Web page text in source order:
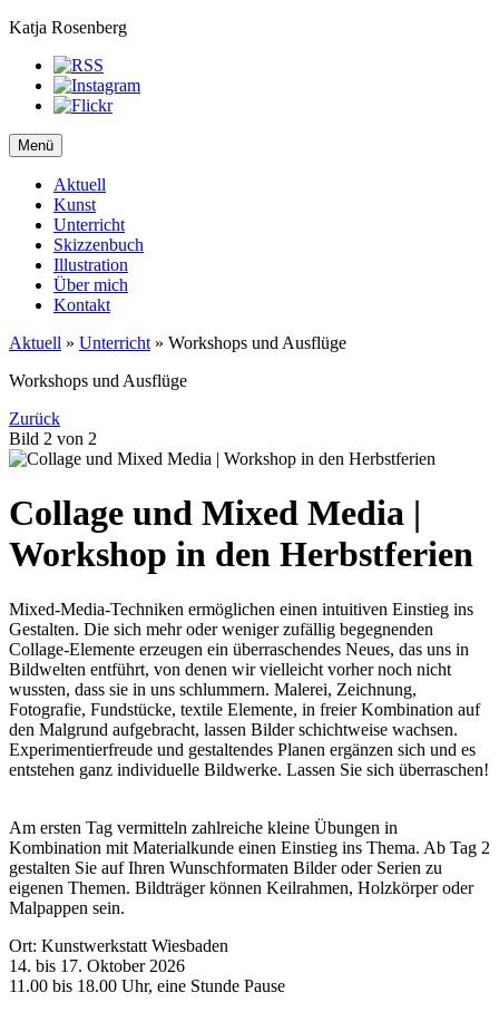
Katja Rosenberg
Menü
Aktuell
Kunst
Unterricht
Skizzenbuch
Illustration
Über mich
Kontakt
Aktuell » Unterricht » Workshops und Ausflüge
Workshops und Ausflüge
Zurück
Bild 2 von 2
Collage und Mixed Media |
Workshop in den Herbstferien
Mixed-Media-Techniken ermöglichen einen intuitiven Einstieg ins
Gestalten. Die sich mehr oder weniger zufällig begegnenden
Collage-Elemente erzeugen ein überraschendes Neues, das uns in
Bildwelten entführt, von denen wir vielleicht vorher noch nicht
wussten, dass sie in uns schlummern. Malerei, Zeichnung,
Fotografie, Fundstücke, textile Elemente, in freier Kombination auf
den Malgrund aufgebracht, lassen Bilder schichtweise wachsen.
Experimentierfreude und gestaltendes Planen ergänzen sich und es
entstehen ganz individuelle Bildwerke. Lassen Sie sich überraschen!
Am ersten Tag vermitteln zahlreiche kleine Übungen in
Kombination mit Materialkunde einen Einstieg ins Thema. Ab Tag 2
gestalten Sie auf Ihren Wunschformaten Bilder oder Serien zu
eigenen Themen. Bildträger können Keilrahmen, Holzkörper oder
Malpappen sein.
Ort: Kunstwerkstatt Wiesbaden
14. bis 17. Oktober 2026
11.00 bis 18.00 Uhr, eine Stunde Pause